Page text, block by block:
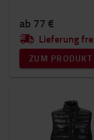
ab 77 €
Lieferung
ZUM PRODUKT